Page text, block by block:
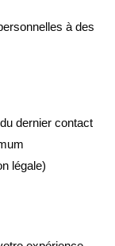
à des
dernier contact
légale)